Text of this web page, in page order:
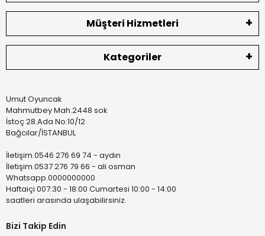
Müşteri Hizmetleri
Kategoriler
Umut Oyuncak
Mahmutbey Mah.2448 sok
İstoç 28.Ada No:10/12
Bağcılar/İSTANBUL
İletişim.0546 276 69 74 - aydın
İletişim.0537 276 79 66 - ali osman
Whatsapp.0000000000
Haftaiçi 007:30 - 18:00 Cumartesi 10:00 - 14:00
saatleri arasında ulaşabilirsiniz.
Bizi Takip Edin